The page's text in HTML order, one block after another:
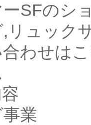
ーSFのシ
リュック
わせは
業